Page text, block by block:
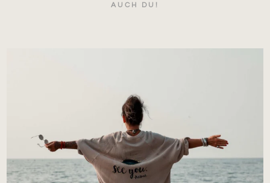
AUCH DU!